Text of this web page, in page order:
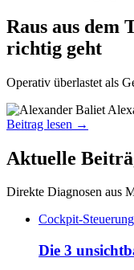
Raus aus dem
richtig geht
Operativ überlastet als
Beitrag lesen →
Aktuelle
Direkte Diagnosen aus
Cockpit-Steuerung
Die 3